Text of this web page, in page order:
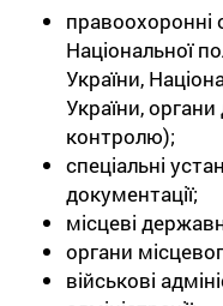
правоохоронні
Національної
України,
України,
контролю);
спеціальні
документації;
місцеві
органи
військові